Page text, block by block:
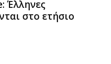
Έλληνες
στο ετήσιο